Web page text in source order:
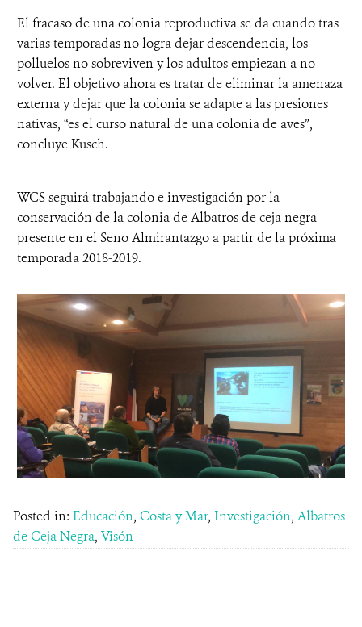
El fracaso de una colonia reproductiva se da cuando tras
varias temporadas no logra dejar descendencia, los
polluelos no sobreviven y los adultos empiezan a no
volver. El objetivo ahora es tratar de eliminar la amenaza
externa y dejar que la colonia se adapte a las presiones
nativas, “es el curso natural de una colonia de aves”,
concluye Kusch.
WCS seguirá trabajando e investigación por la
conservación de la colonia de Albatros de ceja negra
presente en el Seno Almirantazgo a partir de la próxima
temporada 2018-2019.
Posted in: Educación, Costa y Mar, Investigación, Albatros
de Ceja Negra, Visón